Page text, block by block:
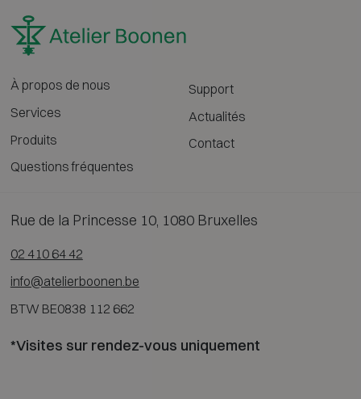
À propos de nous
Services
Produits
Questions fréquentes
Support
Actualités
Contact
Rue de la Princesse 10, 1080 Bruxelles
02 410 64 42
info@atelierboonen.be
BTW BE0838 112 662
*Visites sur rendez-vous uniquement